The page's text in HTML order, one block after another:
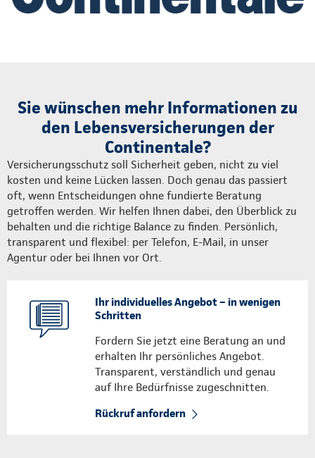
Sie wünschen mehr Informationen zu
den Lebensversicherungen der
Continentale?
Versicherungsschutz soll Sicherheit geben, nicht zu viel
kosten und keine Lücken lassen. Doch genau das passiert
oft, wenn Entscheidungen ohne fundierte Beratung
getroffen werden. Wir helfen Ihnen dabei, den Überblick zu
behalten und die richtige Balance zu finden. Persönlich,
transparent und flexibel: per Telefon, E-Mail, in unser
Agentur oder bei Ihnen vor Ort.
Ihr individuelles Angebot – in wenigen
Schritten
Fordern Sie jetzt eine Beratung an und
erhalten Ihr persönliches Angebot.
Transparent, verständlich und genau
auf Ihre Bedürfnisse zugeschnitten.
Rückruf anfordern